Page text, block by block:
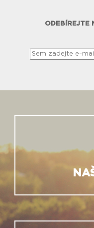
ODEBÍREJTE